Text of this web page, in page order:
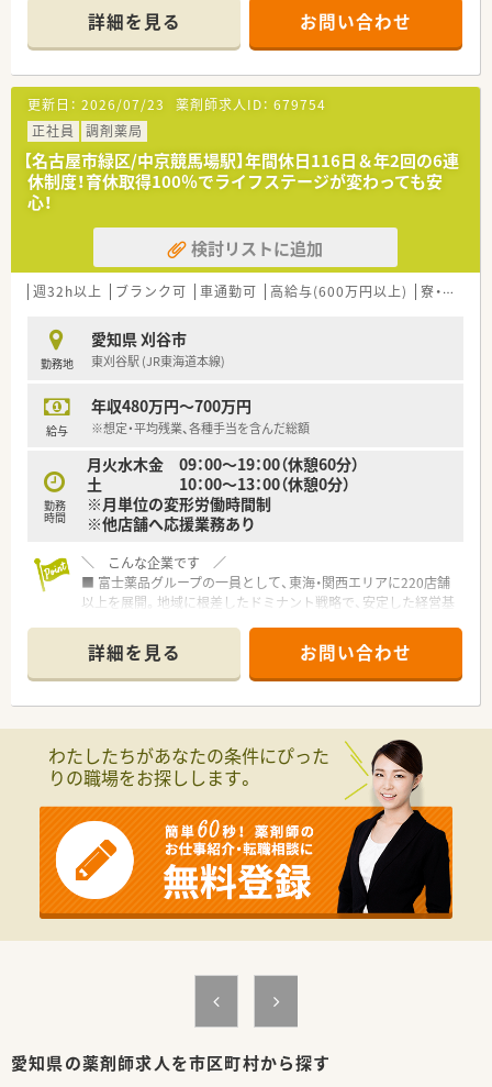
■ 育児休暇の取得率は100％！お子さんが小学3年生になるまで
時短勤務が可能など、社員のライフイベントを全力で応援する温
かい社風です。
■ 独自のe-ラーニング「ユタカ薬剤師NET学習」をはじめ、集合
研修や専門研修など、薬剤師の成長を支える教育制度が業界トッ
プクラスに充実しています。
■ 最新の調剤監査システムや自動発注システムを全店に導入。
薬剤師が安全かつ効率的に専門業務に集中できる環境を整備し
ています。
■ 健康セミナーや栄養相談会などを積極的に実施し、薬局を地
＼ こんな求人です ／
■ 年間休日はしっかり116日！さらに年2回、6連休の取得が必須
となっており、プライベートを心ゆくまでリフレッシュできま
■ 調剤業務とOTCカウンセリングの両方に携われる併設型店舗
での勤務。幅広い知識と対応力を身につけることができます（※
レジ打ちや品出し業務はありません）。
人ひとりとじっくり向き合った丁寧な服薬指導が可能です。
■ 薬剤師手当（月10万円）をはじめ、家族手当や遠隔地手当など
します。
■ 調剤未経験の方やブランクのある方も大歓迎。万全の教育体
制で、あなたの薬剤師としての再スタートやスキルアップを支え
ます。
＼ こんな方におススメです ／
■ 仕事とプライベートを両立させ、長期休暇を利用して海外旅
行や趣味の時間を満喫したい方。
■ 子育てサポートが手厚い環境で、将来のライフプランを見据
えながら安心して長くキャリアを築きたい方。
■ 調剤の専門知識に加え、セルフメディケーションを支える
OTCのカウンセリングスキルも高めたい方。
■ 慌ただしい環境ではなく、患者様とのコミュニケーションを
■ 大手企業の安定した基盤と充実した教育制度のもとで、着実
に知識と経験を積み重ね、プロフェッショナルとして成長したい
方。
詳細を見る お問い合わせ
更新日： 2026/07/23 薬剤師求人ID： 679754
正社員
調剤薬局
【名古屋市緑区/中京競馬場駅】年間休日116日＆年2回の6連
休制度！育休取得100％でライフステージが変わっても安
心！
検討リストに追加
週32h以上 ブランク可 車通勤可 高給与(600万円以上) 寮・借上社宅あり
勤務地
愛知県 刈谷市
東刈谷駅 (JR東海道本線)
給与
年収480万円～700万円
※想定・平均残業、各種手当を含んだ総額
勤務
時間
月火水木金 09：00～19：00（休憩60分）
土 10：00～13：00（休憩0分）
※月単位の変形労働時間制
※他店舗へ応援業務あり
＼ こんな企業です ／
■ 富士薬品グループの一員として、東海・関西エリアに220店舗
以上を展開。地域に根差したドミナント戦略で、安定した経営基
■ 育児休暇の取得率は100％！お子さんが小学3年生になるまで
時短勤務が可能など、社員のライフイベントを全力で応援する温
かい社風です。
■ 独自のe-ラーニング「ユタカ薬剤師NET学習」をはじめ、集合
■ 最新の調剤監査システムや自動発注システムを全店に導入。
薬剤師が安全かつ効率的に専門業務に集中できる環境を整備し
■ 健康セミナーや栄養相談会などを積極的に実施し、薬局を地
域住民の健康を支えるコミュニティハブと位置づけています。
＼ こんな求人です ／
■ 年間休日はしっかり116日！さらに年2回、6連休の取得が必須
となっており、プライベートを心ゆくまでリフレッシュできま
す。
での勤務。幅広い知識と対応力を身につけることができます（※
レジ打ちや品出し業務はありません）。
■ 薬剤師手当（月10万円）をはじめ、家族手当や遠隔地手当など
各種手当が充実。社員の生活を給与面でもしっかりとサポート
詳細を見る お問い合わせ
わたしたちがあなたの条件にぴった
りの職場をお探しします。
愛知県の薬剤師求人を市区町村から探す